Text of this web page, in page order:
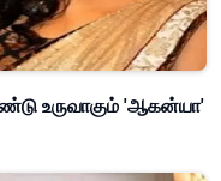
உருவாகும் 'ஆகன்யா'